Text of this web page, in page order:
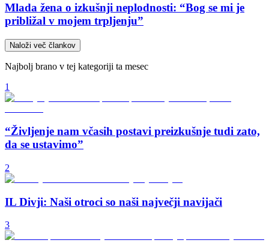
Mlada žena o izkušnji neplodnosti: “Bog se mi je
približal v mojem trpljenju”
Naloži več člankov
Najbolj brano v tej kategoriji ta mesec
1
“Življenje nam včasih postavi preizkušnje tudi zato,
da se ustavimo”
2
IL Divji: Naši otroci so naši največji navijači
3